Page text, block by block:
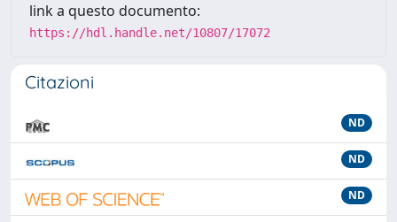
link a questo documento:
https://hdl.handle.net/10807/17072
Citazioni
ND
ND
ND